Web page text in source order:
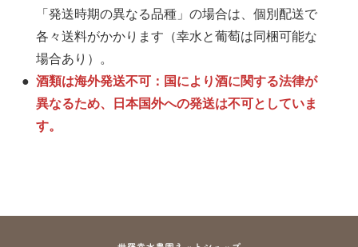
「発送時期の異なる品種」の場合は、個別配送で
各々送料がかかります（幸水と葡萄は同梱可能な
場合あり）。
酒類は海外発送不可：国により酒に関する法律が
異なるため、日本国外への発送は不可としていま
す。